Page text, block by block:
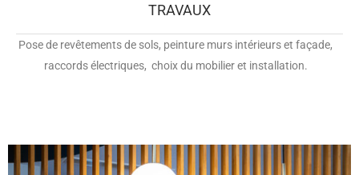
TRAVAUX
Pose de revêtements de sols, peinture murs intérieurs et façade,
raccords électriques, choix du mobilier et installation.